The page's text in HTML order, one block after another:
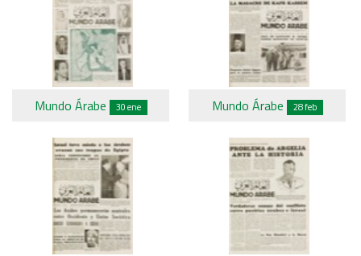
Mundo Árabe 30 ene Mundo Árabe 28 feb